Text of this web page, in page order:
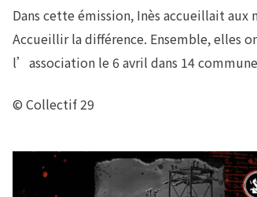
Dans cette émission, Inès accueillait
Accueillir la différence. Ensemble, elles
l’association le 6 avril dans 14
© Collectif 29